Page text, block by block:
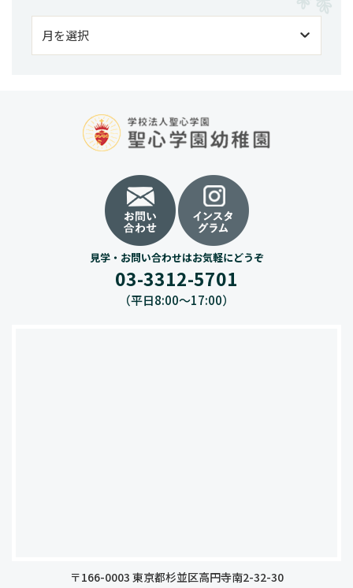
見学・お問い合わせはお気軽にどうぞ
03-3312-5701
（平日8:00〜17:00）
〒166-0003 東京都杉並区高円寺南2-32-30